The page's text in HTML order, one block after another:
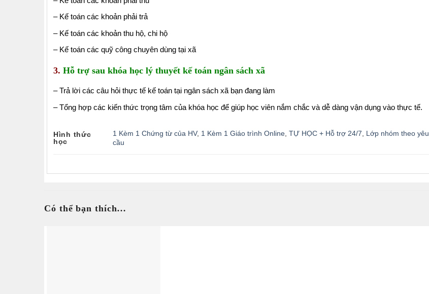
– Kế toán các khoản phải trả
– Kế toán các khoản thu hộ, chi hộ
– Kế toán các quỹ công chuyên dùng tại xã
3. Hỗ trợ sau khóa học lý thuyết kế toán ngân sách xã
– Trả lời các câu hỏi thực tế kế toán tại ngân sách xã bạn đang làm
– Tổng hợp các kiến thức trọng tâm của khóa học để giúp học viên nắm chắc và dễ dàng vận dụng vào thực tế.
Hình thức
học
1 Kèm 1 Chứng từ của HV, 1 Kèm 1 Giáo trình Online TỰ HỌC + Hỗ trợ 24/7
Lớp nhóm theo yêu
cầu
Có thể bạn thích…